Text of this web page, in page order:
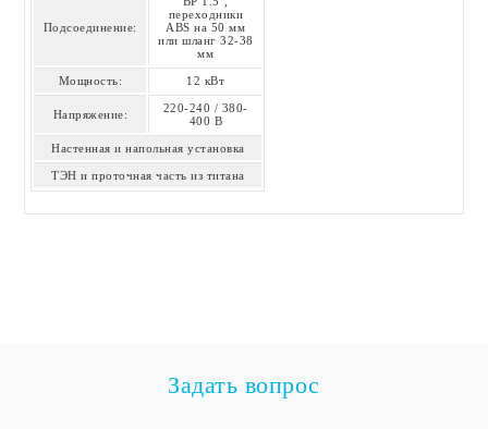
Подсоединение:
переходники
ABS на 50 мм
или шланг 32-38
мм
Мощность: 12 кВт
Напряжение:
220-240 / 380-
400 В
Настенная и напольная установка
ТЭН и проточная часть из титана
Задать вопрос